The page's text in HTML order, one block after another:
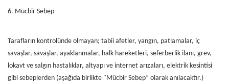
6. Mücbir Sebep
Tarafların kontrolünde olmayan; tabii afetler, yangın, patlamalar, iç
savaşlar, savaşlar, ayaklanmalar, halk hareketleri, seferberlik ilanı, grev,
lokavt ve salgın hastalıklar, altyapı ve internet arızaları, elektrik kesintisi
gibi sebeplerden (aşağıda birlikte "Mücbir Sebep” olarak anılacaktır.)